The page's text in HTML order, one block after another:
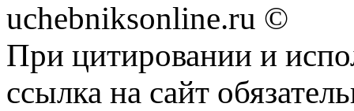
uchebniksonline.ru ©
При цитировании и
ссылка на сайт